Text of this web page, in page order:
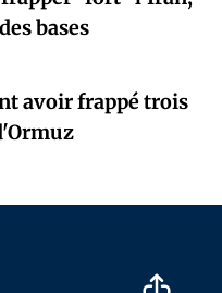
bases
avoir frappé trois